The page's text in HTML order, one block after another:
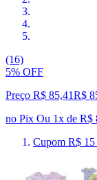
(16)
5% OFF
Preço R$ 85,41R$
no Pix Ou 1x de R$
Cupom R$